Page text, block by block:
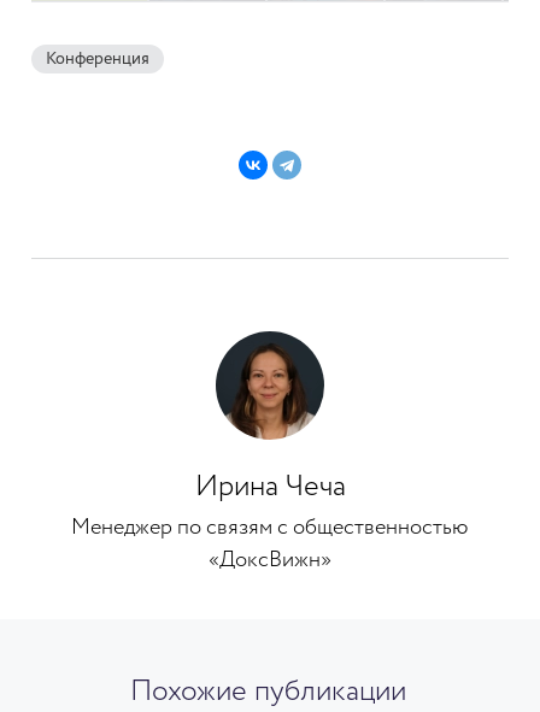
Конференция
Ирина Чеча
Менеджер по связям с общественностью
«ДоксВижн»
Похожие публикации